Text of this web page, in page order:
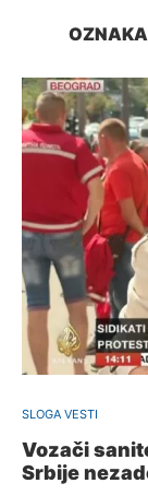
SLOGA VESTI
Vozači
Srbije